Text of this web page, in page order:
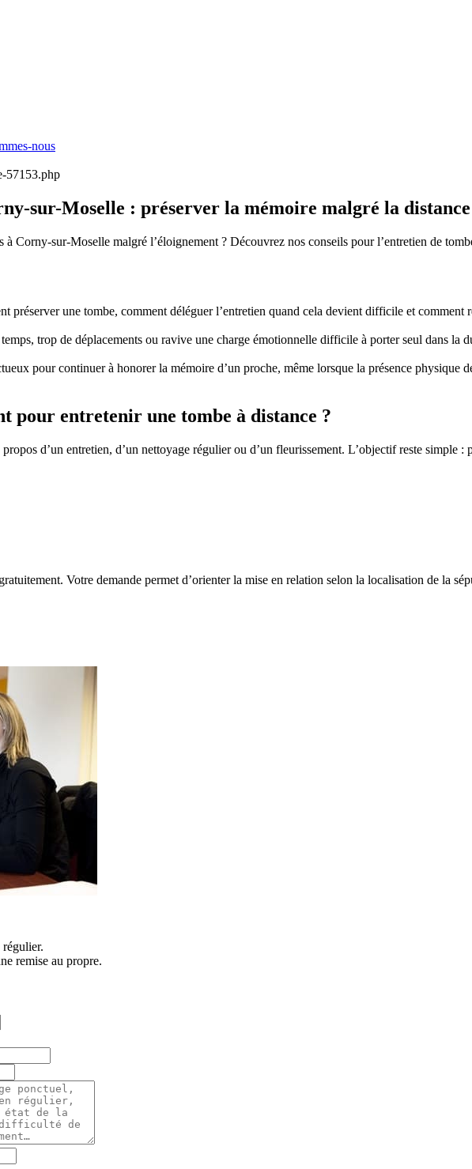
nous
57153.php
sur-Moselle : préserver la mémoire malgré la distance
Corny-sur-Moselle malgré l’éloignement ? Découvrez nos conseils pour l’entretien de
préserver une tombe, comment déléguer l’entretien quand cela devient difficile et comment
trop de déplacements ou ravive une charge émotionnelle difficile à porter seul dans la
pour continuer à honorer la mémoire d’un proche, même lorsque la présence physique
pour entretenir une tombe à distance ?
d’un entretien, d’un nettoyage régulier ou d’un fleurissement. L’objectif reste simple
Votre demande permet d’orienter la mise en relation selon la localisation de la
remise au propre.